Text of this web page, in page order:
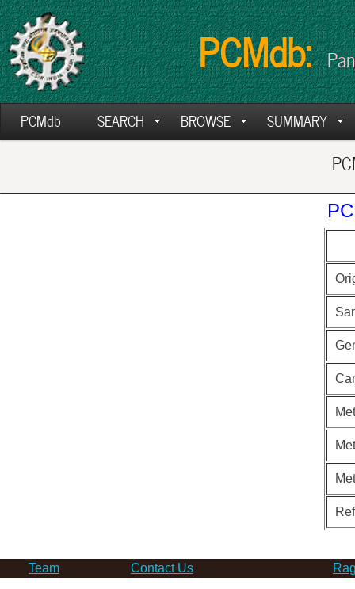
PCMdb:
PCMdb SEARCH BROWSE SUMMARY
Team Contact Us